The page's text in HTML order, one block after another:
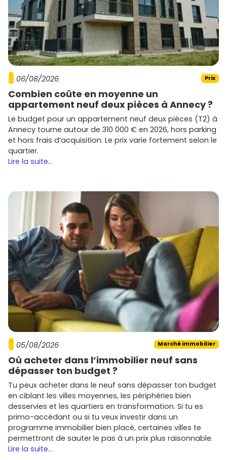
06/08/2026 Prix
Combien coûte en moyenne un
appartement neuf deux pièces à Annecy ?
Le budget pour un appartement neuf deux pièces (T2) à
Annecy tourne autour de 310 000 € en 2026, hors parking
et hors frais d’acquisition. Le prix varie fortement selon le
quartier.
Lire la suite...
05/08/2026 Marché immobilier
Où acheter dans l’immobilier neuf sans
dépasser ton budget ?
Tu peux acheter dans le neuf sans dépasser ton budget
en ciblant les villes moyennes, les périphéries bien
desservies et les quartiers en transformation. Si tu es
primo-accédant ou si tu veux investir dans un
programme immobilier bien placé, certaines villes te
permettront de sauter le pas à un prix plus raisonnable.
Lire la suite...